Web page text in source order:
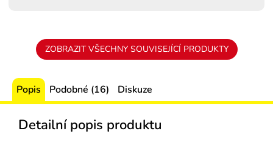
ZOBRAZIT VŠECHNY SOUVISEJÍCÍ PRODUKTY
Popis Podobné (16) Diskuze
Detailní popis produktu